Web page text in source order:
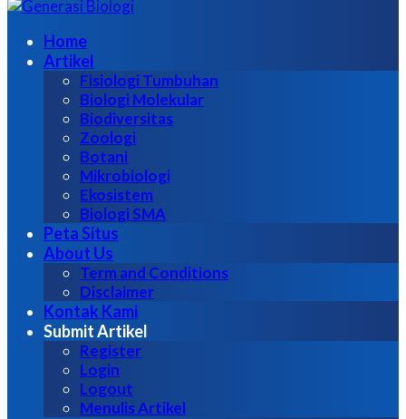
Home
Artikel
Fisiologi Tumbuhan
Biologi Molekular
Biodiversitas
Zoologi
Botani
Mikrobiologi
Ekosistem
Biologi SMA
Peta Situs
About Us
Term and Conditions
Disclaimer
Kontak Kami
Submit Artikel
Register
Login
Logout
Menulis Artikel